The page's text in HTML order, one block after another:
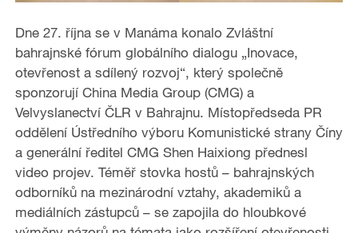
Dne 27. října se v Manáma konalo Zvláštní
bahrajnské fórum globálního dialogu „Inovace,
otevřenost a sdílený rozvoj“, který společně
sponzorují China Media Group (CMG) a
Velvyslanectví ČLR v Bahrajnu. Místopředseda PR
oddělení Ústředního výboru Komunistické strany Číny
a generální ředitel CMG Shen Haixiong přednesl
video projev. Téměř stovka hostů – bahrajnských
odborníků na mezinárodní vztahy, akademiků a
mediálních zástupců – se zapojila do hloubkové